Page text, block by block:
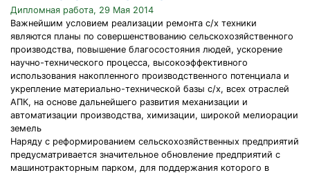
Дипломная работа, 29 Мая 2014
Важнейшим условием реализации ремонта с/х техники
являются планы по совершенствованию сельскохозяйственного
производства, повышение благосостояния людей, ускорение
научно-технического процесса, высокоэффективного
использования накопленного производственного потенциала и
укрепление материально-технической базы с/х, всех отраслей
АПК, на основе дальнейшего развития механизации и
автоматизации производства, химизации, широкой мелиорации
земель
Наряду с реформированием сельскохозяйственных предприятий
предусматривается значительное обновление предприятий с
машинотракторным парком, для поддержания которого в